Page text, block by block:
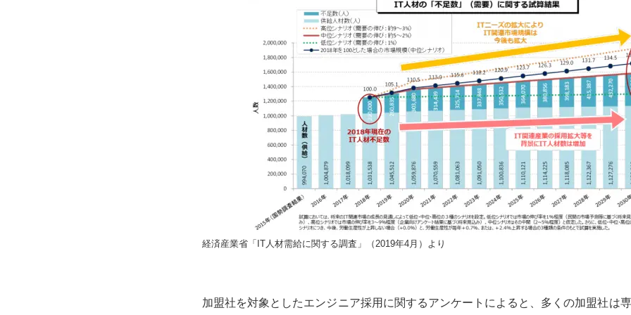
経済産業省「IT人材需給に関する調査」（2019年4月）より
加盟社を対象としたエンジニア採用に関するアンケートによると、多くの加盟社は